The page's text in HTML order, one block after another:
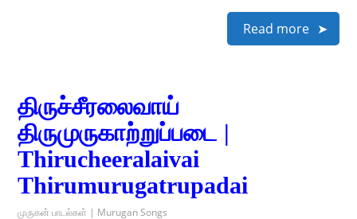
Read more
திருச்சீரலைவாய்
திருமுருகாற்றுப்படை |
Thirucheeralaivai
Thirumurugatrupadai
முருகன் பாடல்கள் | Murugan Songs